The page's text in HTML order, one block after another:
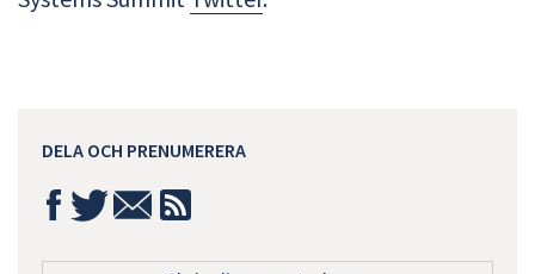
DELA OCH PRENUMERERA